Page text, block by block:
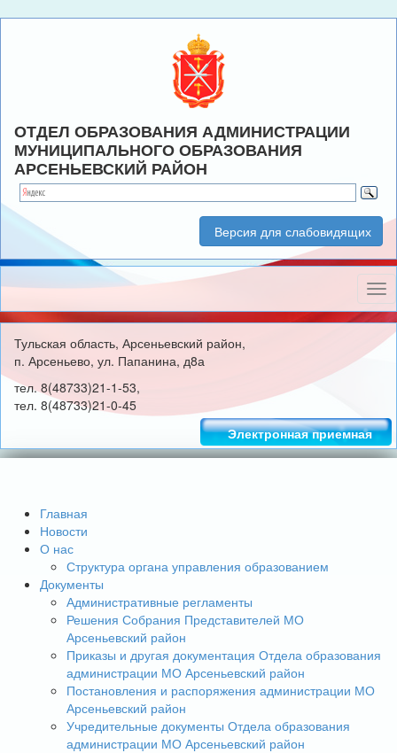
ОТДЕЛ ОБРАЗОВАНИЯ АДМИНИСТРАЦИИ
МУНИЦИПАЛЬНОГО ОБРАЗОВАНИЯ
АРСЕНЬЕВСКИЙ РАЙОН
Версия для слабовидящих
Тульская область, Арсеньевский район,
п. Арсеньево, ул. Папанина, д8а
тел. 8(48733)21-1-53,
тел. 8(48733)21-0-45
Электронная приемная
Главная
Новости
О нас
Структура органа управления образованием
Документы
Административные регламенты
Решения Собрания Представителей МО
Арсеньевский район
Приказы и другая документация Отдела образования
администрации МО Арсеньевский район
Постановления и распоряжения администрации МО
Арсеньевский район
Учредительные документы Отдела образования
администрации МО Арсеньевский район